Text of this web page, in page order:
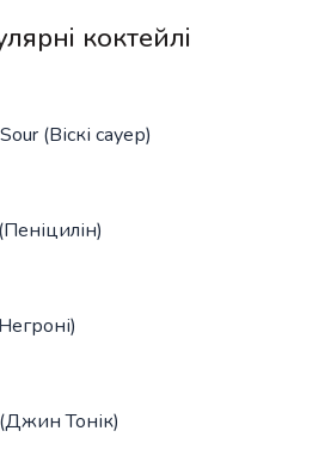
коктейлі
(Віскі сауер)
Тонік)